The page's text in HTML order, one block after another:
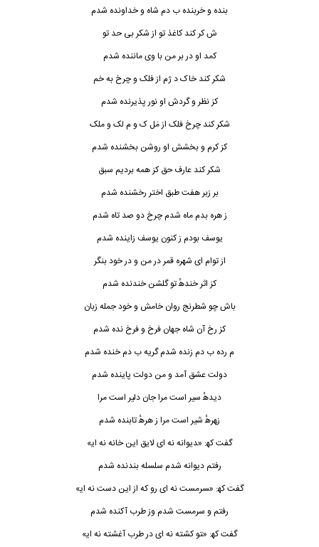
ﺑﻨﺪه و ﺧﺮﺑﻨﺪه ب دم ﺷﺎه و ﺧﺪاوﻧﺪه ﺷﺪم
ش ﻛﺮ ﻛﻨﺪ ﻛﺎﻏﺬ ﺗﻮ از ﺷﻜﺮ ﺑﻰ ﺣﺪ ﺗﻮ
ﻛﻣﺪ او در ﺑﺮ ﻣﻦ ﺑﺎ وی ﻣﺎﻧﻨﺪه ﺷﺪم
ﺷﻜﺮ ﻛﻨﺪ ﺧﺎک د ژم از ﻓﻠﮏ و ﭼﺮخ ﺑﻪ ﺧﻢ
ﻛﺰ ﻧﻈﺮ و ﮔﺮدش او ﻧﻮر ﭘﺬﻳﺮﻧﺪه ﺷﺪم
ﺷﻜﺮ ﻛﻨﺪ ﭼﺮخ ﻓﻠﮏ از ﻣَﻞ ک و م ﻟﮏ و ﻣﻠﮏ
ﻛﺰ ﻛﺮم و ﺑﺨﺸﺶ او روﺷﻦ ﺑﺨﺸﻨﺪه ﺷﺪم
ﺷﻜﺮ ﻛﻨﺪ ﻋﺎرف ﺣﻖ ﻛﺰ ﻫﻤﻪ ﺑﺮدﻳﻢ ﺳﺒﻖ
ﺑﺮ زﺑﺮ ﻫﻔﺖ ﻃﺒﻖ اﺧﺘﺮ رﺧﺸﻨﺪه ﺷﺪم
ز ﻫﺮه ﺑﺪم ﻣﺎه ﺷﺪم ﭼﺮخ دو ﺻﺪ ﺗﺎه ﺷﺪم
ﻳﻮﺳﻒ ﺑﻮدم ز ﻛﻨﻮن ﻳﻮﺳﻒ زاﻳﻨﺪه ﺷﺪم
از ﺗﻮام ای ﺷﻬﺮه ﻗﻤﺮ در ﻣﻦ و در ﺧﻮد ﺑﻨﮕﺮ
ﻛﺰ اﺛﺮ ﺧﻨﺪﻫٔ ﺗﻮ ﮔﻠﺸﻦ ﺧﻨﺪﻧﺪه ﺷﺪم
ﺑﺎش ﭼﻮ ﺷﻄﺮﻧﺞ روان ﺧﺎﻣﺶ و ﺧﻮد ﺟﻤﻠﻪ زﺑﺎن
ﻛﺰ رخ آن ﺷﺎه ﺟﻬﺎن ﻓﺮخ و ﻓﺮخ ﻧﺪه ﺷﺪم
م رده ب دم زﻧﺪه ﺷﺪم ﮔﺮﻳﻪ ب دم ﺧﻨﺪه ﺷﺪم
دوﻟﺖ ﻋﺸﻖ آﻣﺪ و ﻣﻦ دوﻟﺖ ﭘﺎﻳﻨﺪه ﺷﺪم
دﻳﺪﻫٔ ﺳﻴﺮ اﺳﺖ ﻣﺮا ﺟﺎن دﻟﻴﺮ اﺳﺖ ﻣﺮا
زﻬﺮﻫٔ ﺷﻴﺮ اﺳﺖ ﻣﺮا ز ﻫﺮﻫٔ ﺗﺎﺑﻨﺪه ﺷﺪم
ﮔﻔﺖ ﻛﻬ: «ﺪﻳﻮاﻧﻪ ﻧﻪ ای ﻟﺎﻳﻖ اﻳﻦ ﺧﺎﻧﻪ ﻧﻪ اﻳ»
رﻓﺘﻢ دﻳﻮاﻧﻪ ﺷﺪم ﺳﻠﺴﻠﻪ ﺑﻨﺪﻧﺪه ﺷﺪم
ﮔﻔﺖ ﻛﻬ: «ﺴﺮﻣﺴﺖ ﻧﻪ ای رو ﻛﻪ از اﻳﻦ دﺳﺖ ﻧﻪ اﻳ»
رﻓﺘﻢ و ﺳﺮﻣﺴﺖ ﺷﺪم وز ﻃﺮب آﻛﻨﺪه ﺷﺪم
ﮔﻔﺖ ﻛﻬ: «ﺘﻮ ﻛﺸﺘﻪ ﻧﻪ ای در ﻃﺮب آﻏﺸﺘﻪ ﻧﻪ اﻳ»